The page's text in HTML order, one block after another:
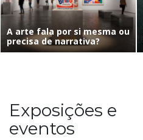
A arte fala por si mesma ou
precisa de narrativa?
Exposições e
eventos